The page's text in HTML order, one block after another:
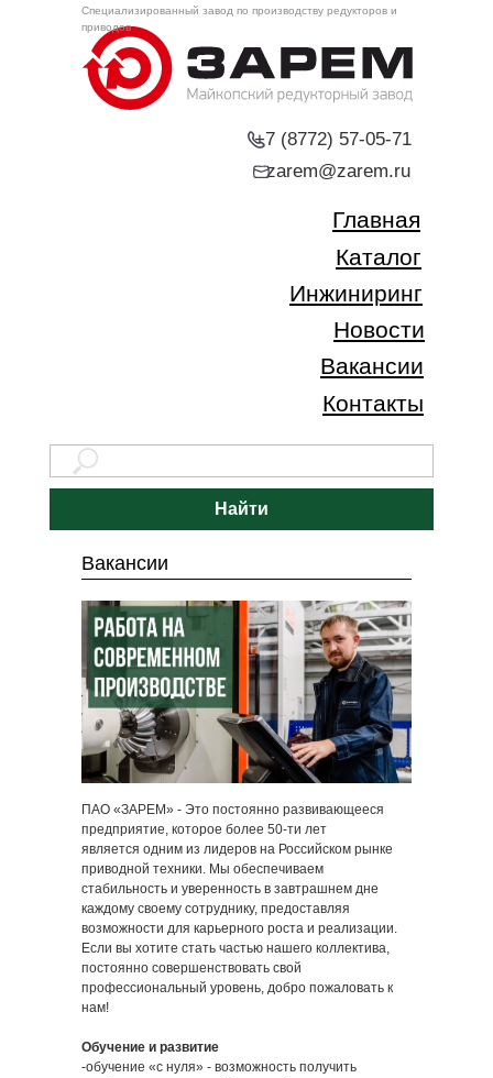
+7 (8772) 57-05-71
Каталог
Инжиниринг
Новости
Главная
Контакты
Вакансии
zarem@zarem.ru
Специализированный завод по производству редукторов и
приводов
Найти
Вакансии
ПАО «ЗАРЕМ» - Это постоянно развивающееся
предприятие, которое более 50-ти лет
является одним из лидеров на Российском рынке
приводной техники. Мы обеспечиваем
стабильность и уверенность в завтрашнем дне
каждому своему сотруднику, предоставляя
возможности для карьерного роста и реализации.
Если вы хотите стать частью нашего коллектива,
постоянно совершенствовать свой
профессиональный уровень, добро пожаловать к
нам!
Обучение и развитие
-обучение «с нуля» - возможность получить